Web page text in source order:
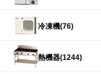
冷凍機(76)
熱機器(1244)